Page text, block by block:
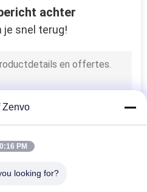
achter
je snel terug!
Zenvo
PM
looking for?